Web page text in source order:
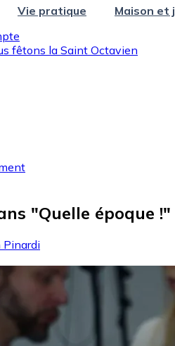
Vie pratique Maison et
fêtons laSaint Octavien
"Quelle époque
Pinardi